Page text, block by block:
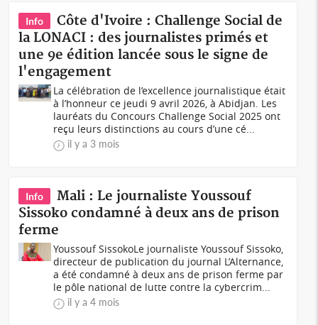
Info
Côte d'Ivoire : Challenge Social de
la LONACI : des journalistes primés et
une 9e édition lancée sous le signe de
l'engagement
La célébration de l’excellence journalistique était
à l’honneur ce jeudi 9 avril 2026, à Abidjan. Les
lauréats du Concours Challenge Social 2025 ont
reçu leurs distinctions au cours d’une cé...
il y a 3 mois
Info
Mali : Le journaliste Youssouf
Sissoko condamné à deux ans de prison
ferme
Youssouf SissokoLe journaliste Youssouf Sissoko,
directeur de publication du journal L’Alternance,
a été condamné à deux ans de prison ferme par
le pôle national de lutte contre la cybercrim...
il y a 4 mois